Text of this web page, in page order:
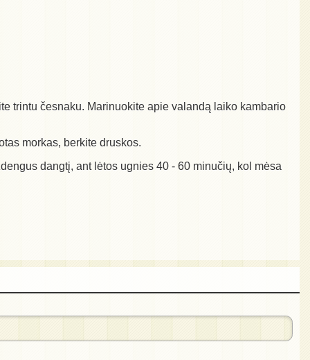
trintu česnaku. Marinuokite apie valandą laiko kambario
morkas, berkite druskos.
dangtį, ant lėtos ugnies 40 - 60 minučių, kol mėsa